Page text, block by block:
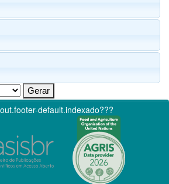
default.indexado???